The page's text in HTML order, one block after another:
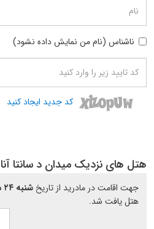
ناشناس (نام من نمایش داده نشود)
کد جدید ایجاد کنید
هتل های نزدیک میدان د سانتا آنا
جهت اقامت در مادرید از تاریخ شنبه ۲۴ مرداد ۱۴۰۵
هتل یافت شد.